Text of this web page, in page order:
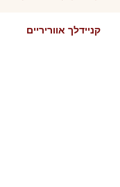
קניידלך אווריריים